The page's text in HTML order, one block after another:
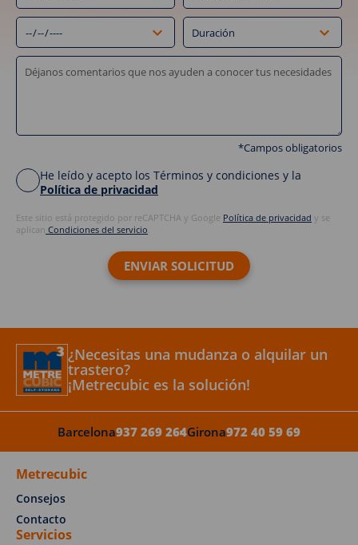
*Campos obligatorios
He leído y acepto los Términos y condiciones y la
Política de privacidad
Este sitio está protegido por reCAPTCHA y Google Política de privacidad y se
aplican Condiciones del servicio.
¿Necesitas una mudanza o alquilar un
trastero?
¡Metrecubic es la solución!
Barcelona937 269 264Girona972 40 59 69
Metrecubic
Consejos
Contacto
Servicios